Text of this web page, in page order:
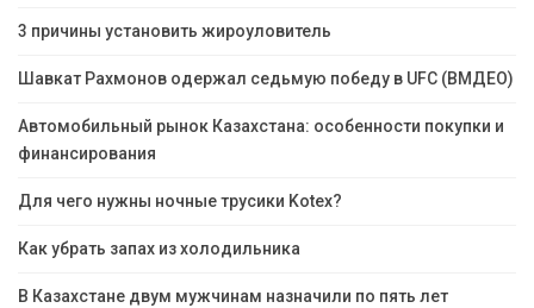
3 причины установить жироуловитель
Шавкат Рахмонов одержал седьмую победу в UFC (ВМДЕО)
Автомобильный рынок Казахстана: особенности покупки и
финансирования
Для чего нужны ночные трусики Kotex?
Как убрать запах из холодильника
В Казахстане двум мужчинам назначили по пять лет